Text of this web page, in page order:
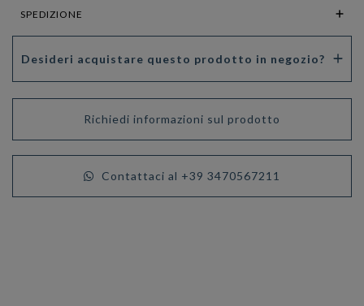
SPEDIZIONE
Desideri acquistare questo prodotto in negozio?
Richiedi informazioni sul prodotto
Contattaci al +39 3470567211